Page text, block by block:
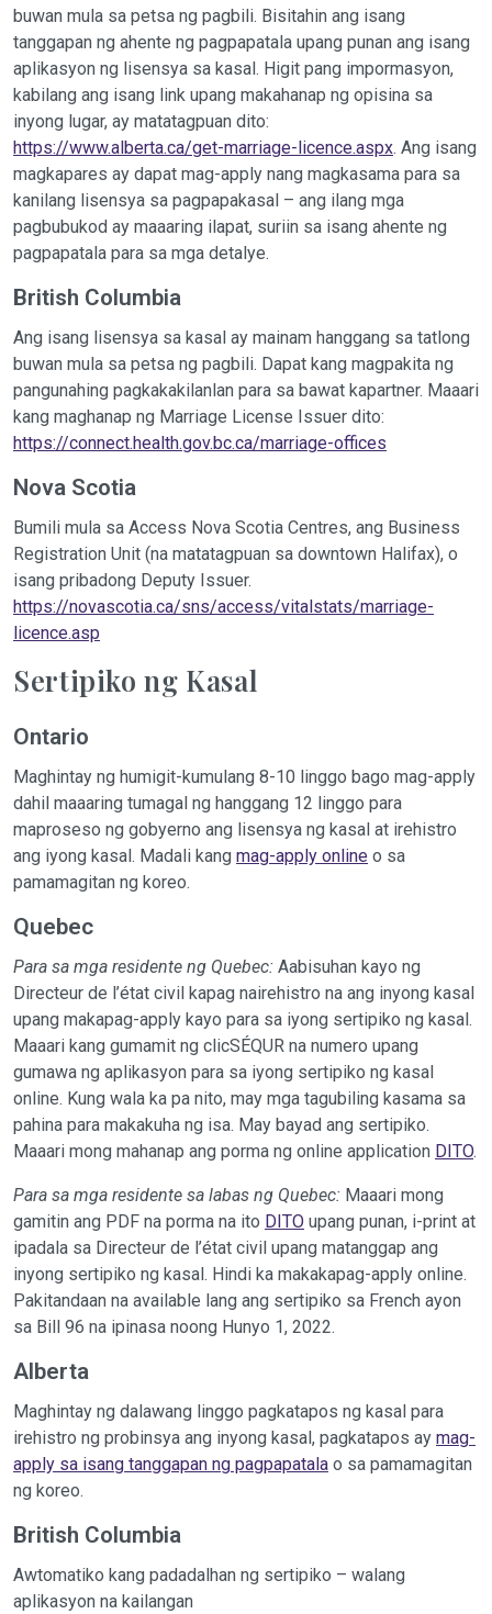
buwan mula sa petsa ng pagbili. Bisitahin ang isang
tanggapan ng ahente ng pagpapatala upang punan ang isang
aplikasyon ng lisensya sa kasal. Higit pang impormasyon,
kabilang ang isang link upang makahanap ng opisina sa
inyong lugar, ay matatagpuan dito:
https://www.alberta.ca/get-marriage-licence.aspx. Ang isang
magkapares ay dapat mag-apply nang magkasama para sa
kanilang lisensya sa pagpapakasal – ang ilang mga
pagbubukod ay maaaring ilapat, suriin sa isang ahente ng
pagpapatala para sa mga detalye.
British Columbia
Ang isang lisensya sa kasal ay mainam hanggang sa tatlong
buwan mula sa petsa ng pagbili. Dapat kang magpakita ng
pangunahing pagkakakilanlan para sa bawat kapartner. Maaari
kang maghanap ng Marriage License Issuer dito:
https://connect.health.gov.bc.ca/marriage-offices
Nova Scotia
Bumili mula sa Access Nova Scotia Centres, ang Business
Registration Unit (na matatagpuan sa downtown Halifax), o
isang pribadong Deputy Issuer.
https://novascotia.ca/sns/access/vitalstats/marriage-
licence.asp
Sertipiko ng Kasal
Ontario
Maghintay ng humigit-kumulang 8-10 linggo bago mag-apply
dahil maaaring tumagal ng hanggang 12 linggo para
maproseso ng gobyerno ang lisensya ng kasal at irehistro
ang iyong kasal. Madali kang mag-apply online o sa
pamamagitan ng koreo.
Quebec
Para sa mga residente ng Quebec: Aabisuhan kayo ng
Directeur de l’état civil kapag nairehistro na ang inyong kasal
upang makapag-apply kayo para sa iyong sertipiko ng kasal.
Maaari kang gumamit ng clicSÉQUR na numero upang
gumawa ng aplikasyon para sa iyong sertipiko ng kasal
online. Kung wala ka pa nito, may mga tagubiling kasama sa
pahina para makakuha ng isa. May bayad ang sertipiko.
Maaari mong mahanap ang porma ng online application DITO.
Para sa mga residente sa labas ng Quebec: Maaari mong
gamitin ang PDF na porma na ito DITO upang punan, i-print at
ipadala sa Directeur de l’état civil upang matanggap ang
inyong sertipiko ng kasal. Hindi ka makakapag-apply online.
Pakitandaan na available lang ang sertipiko sa French ayon
sa Bill 96 na ipinasa noong Hunyo 1, 2022.
Alberta
Maghintay ng dalawang linggo pagkatapos ng kasal para
irehistro ng probinsya ang inyong kasal, pagkatapos ay mag-
apply sa isang tanggapan ng pagpapatala o sa pamamagitan
ng koreo.
British Columbia
Awtomatiko kang padadalhan ng sertipiko – walang
aplikasyon na kailangan